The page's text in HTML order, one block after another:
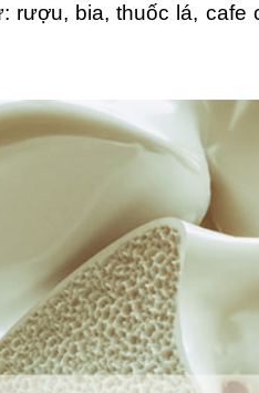
rượu, bia, thuốc lá,